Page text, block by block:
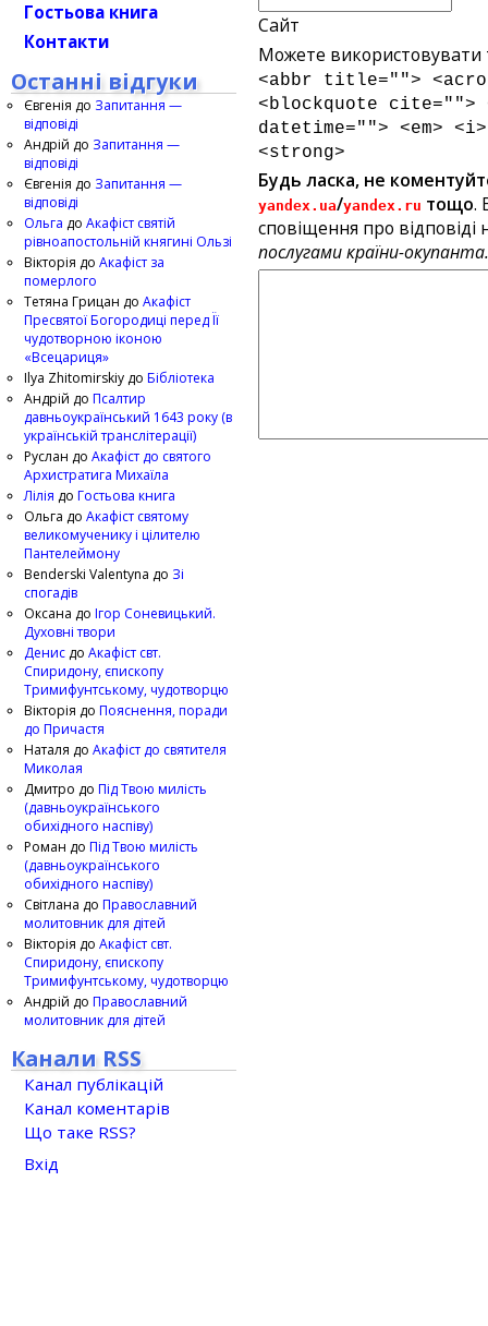
Сайт
Можете використовувати
<abbr title="">
<blockquote cite="">
datetime=""> <em>
<strong>
Будь ласка, не
yandex.ua/yandex.ru тощо.
сповіщення про відповіді
послугами країни-
Гостьова книга
Контакти
Останні відгуки
Євгенія до Запитання —
відповіді
Андрій до Запитання —
відповіді
Євгенія до Запитання —
відповіді
Ольга до Акафіст святій
рівноапостольній княгині Ользі
Вікторія до Акафіст за
померлого
Тетяна Грицан до Акафіст
Пресвятої Богородиці перед Її
чудотворною іконою
«Всецариця»
Ilya Zhitomirskiy до Бібліотека
Андрій до Псалтир
давньоукраїнський 1643 року (в
українській транслітерації)
Руслан до Акафіст до святого
Архистратига Михаїла
Лілія до Гостьова книга
Ольга до Акафіст святому
великомученику і цілителю
Пантелеймону
Benderski Valentyna до Зі
спогадів
Оксана до Ігор Соневицький.
Духовні твори
Денис до Акафіст свт.
Спиридону, єпископу
Тримифунтському, чудотворцю
Вікторія до Пояснення, поради
до Причастя
Наталя до Акафіст до святителя
Миколая
Дмитро до Під Твою милість
(давньоукраїнського
обихідного наспіву)
Роман до Під Твою милість
(давньоукраїнського
обихідного наспіву)
Світлана до Православний
молитовник для дітей
Вікторія до Акафіст свт.
Спиридону, єпископу
Тримифунтському, чудотворцю
Андрій до Православний
молитовник для дітей
Канали RSS
Канал публікацій
Канал коментарів
Що таке RSS?
Вхід